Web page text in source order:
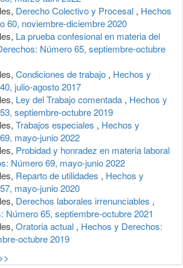
Derecho Colectivo y Procesal , Hechos
60, noviembre-diciembre 2020
La prueba confesional en materia del
Número 65, septiembre-octubre
Condiciones de trabajo , Hechos y
julio-agosto 2017
Ley del Trabajo comentada , Hechos y
septiembre-octubre 2019
Trabajos especiales , Hechos y
mayo-junio 2022
Probidad y honradez en materia laboral
Número 69, mayo-junio 2022
Reparto de utilidades , Hechos y
mayo-junio 2020
Derechos laborales irrenunciables ,
Número 65, septiembre-octubre 2021
Oratoria actual , Hechos y Derechos:
octubre 2019